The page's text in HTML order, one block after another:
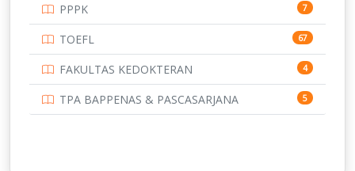
PPPK 7
TOEFL 67
FAKULTAS KEDOKTERAN 4
TPA BAPPENAS & PASCASARJANA 5